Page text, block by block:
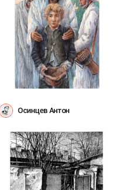
Осинцев Антон